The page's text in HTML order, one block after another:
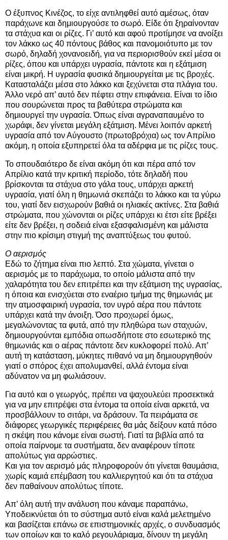
Ο έξυπνος Κινέζος, το είχε αντιληφθεί αυτό αμέσως, όταν
παράχωνε και δημιουργούσε το σωρό. Είδε ότι ξηραίνονταν
τα στάχυα και οι ρίζες. Γι’ αυτό και αφού προτίμησε να ανοίξει
τον λάκκο ως 40 πόντους βάθος και πανομοιότυπο με τον
σωρό, δηλαδή χονανοειδή, για να περιορισθούν εκεί μέσα οι
ρίζες, όπου και υπάρχει υγρασία, πάντοτε και η εξάτμιση
είναι μικρή. Η υγρασία φυσικά δημιουργείται με τις βροχές.
Κατασταλάζει μέσα στο λάκκο και ξεχύνεται στα πλάγια του.
Άλλο νερό απ’ αυτό δεν πέφτει στην επιφάνεια. Είναι το ίδιο
που σουρώνεται προς τα βαθύτερα στρώματα και
δημιουργεί την υγρασία. Όπως είναι αγραναπαυμένο το
χωράφι, δεν γίνεται μεγάλη εξάτμιση. Μένει λοιπόν αρκετή
υγρασία από τον Αύγουστο (πρωτοβρόχια) ως τον Απρίλιο
ακόμη, η οποία εξυπηρετεί όλα τα αδέρφια με τις ρίζες τους.
Το σπουδαιότερο δε είναι ακόμη ότι και πέρα από τον
Απρίλιο κατά την κριτική περίοδο, τότε δηλαδή που
βρίσκονται τα στάχυα στο γάλα τους, υπάρχει αρκετή
υγρασία, γιατί όλη η θημωνιά σκεπάζει το λάκκο και τα γύρω
του, γιατί δεν εισχωρούν βαθιά οι ηλιακές ακτίνες. Στα βαθιά
στρώματα, που χώνονται οι ρίζες υπάρχει κι έτσι είτε βρέξει
είτε δεν βρέξει, η σοδειά είναι εξασφαλισμένη και μάλιστα
στην πιο κρίσιμη στιγμή της αναπτύξεως του φυτού.
Ο αερισμός
Εδώ το ζήτημα είναι πιο λεπτό. Στα χώματα, γίνεται ο
αερισμός με το παράχωμα, το οποίο μάλιστα από την
χαλαρότητα του δεν επιτρέπει και την εξάτμιση της υγρασίας,
η όποια και ενισχύεται στο εναέριο τμήμα της θημωνιάς με
την ατμοσφαιρική υγρασία, τον υγρό αέρα που πάντοτε
υπάρχει κατά την άνοιξη. Όσο προχωρεί όμως,
μεγαλώνοντας τα φυτά, από την πληθώρα των σταχυών,
δημιουργούνται εμπόδια οπωσδήποτε στο εσωτερικό της
θημωνιάς και ο αέρας πάντοτε δεν κυκλοφορεί πολύ. Απ’
αυτή τη κατάσταση, μύκητες πιθανό να μη δημιουργηθούν
γιατί ο σπόρος έχει απολυμανθεί, αλλά έντομα είναι
αδύνατον να μη φωλιάσουν.
Για αυτό και ο γεωργός, πρέπει να ψαχουλεύει προσεκτικά
για να μην επιτρέψει στα έντομα τα οποία είναι αρκετά, να
προσβάλλουν το σιτάρι, να δράσουν. Τα πειράματα σε
διάφορες γεωργικές περιφέρειες θα μάς δείξουν κατά πόσο
η σκέψη που κάνομε είναι σωστή. Γιατί τα βιβλία από τα
οποία παίρνομε τα συστήματα, δεν αναφέρουν τίποτε
απολύτως για αρρώστιες.
Και για τον αερισμό μάς πληροφορούν ότι γίνεται θαυμάσια,
χωρίς καμιά επέμβαση του καλλιεργητού και ότι τα στάχυα
δεν παθαίνουν απολύτως τίποτε.
Απ’ όλη αυτή την ανάλυση που κάναμε παραπάνω,
Υποδεικνύεται ότι το σύστημα αυτό είναι καλά μελετημένο
και βασίζεται επάνω σε επιστημονικές αρχές, ο συνδυασμός
των οποίων και το καλό ρεγουλάριαμα, δίνουν τη μεγάλη